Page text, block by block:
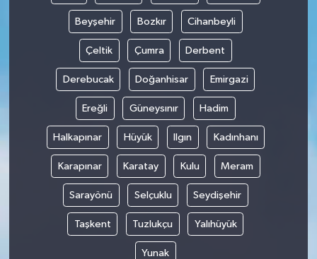
Beyşehir Bozkır Cihanbeyli
Çeltik Çumra Derbent
Derebucak Doğanhisar Emirgazi
Ereğli Güneysınır Hadim
Halkapınar Hüyük Ilgın Kadınhanı
Karapınar Karatay Kulu Meram
Sarayönü Selçuklu Seydişehir
Taşkent Tuzlukçu Yalıhüyük
Yunak